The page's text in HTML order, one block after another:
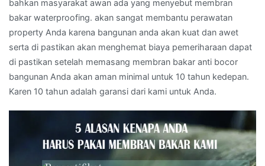
bahkan masyarakat awan ada yang menyebut membran
bakar waterproofing. akan sangat membantu perawatan
property Anda karena bangunan anda akan kuat dan awet
serta di pastikan akan menghemat biaya pemeriharaan dapat
di pastikan setelah memasang membran bakar anti bocor
bangunan Anda akan aman minimal untuk 10 tahun kedepan.
Karen 10 tahun adalah garansi dari kami untuk Anda.